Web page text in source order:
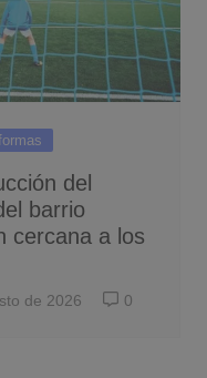
del
barrio
cercana a los
de 2026 0